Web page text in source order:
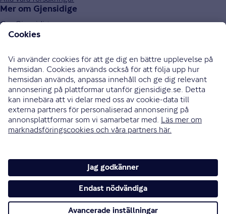
Mer om Gjensidige
Om Gjensidige
Jobba hos oss
Press och media
Investor relations
Samarbetspartners
0771-326 326
Bli uppringd
Skriv till oss
Instagram
Cookies och säkerhet
Hantering av personuppgifter
Tillgänglighetsredogörelse